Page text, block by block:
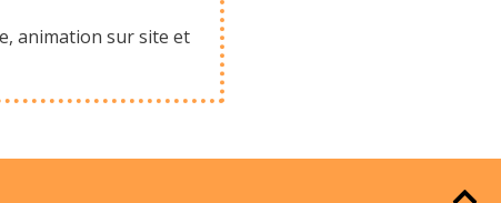
animation sur site et